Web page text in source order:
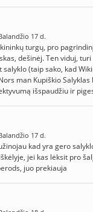
17 d.
turgų, pro
dešinėj. Ten viduj,
salyklo (taip sako, kad
man Kupiškio
išspaudžiu ir
17 d.
kad yra gero
jei kas lėksit pro
juo prekiauja